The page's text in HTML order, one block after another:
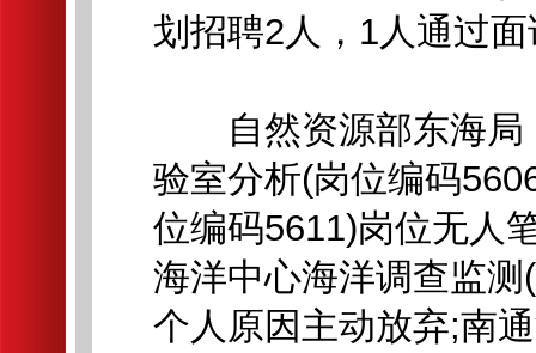
划招聘2人，1人通过
自然资源部东海局
验室分析(岗位编码
位编码5611)岗位无人
海洋中心海洋调查监
个人原因主动放弃;南